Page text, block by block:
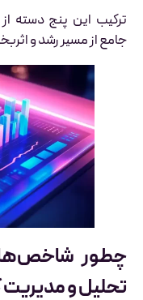
ترکیب این پنج دسته
جامع از مسیر رشد و
چطور
تحلیل و مدیریت